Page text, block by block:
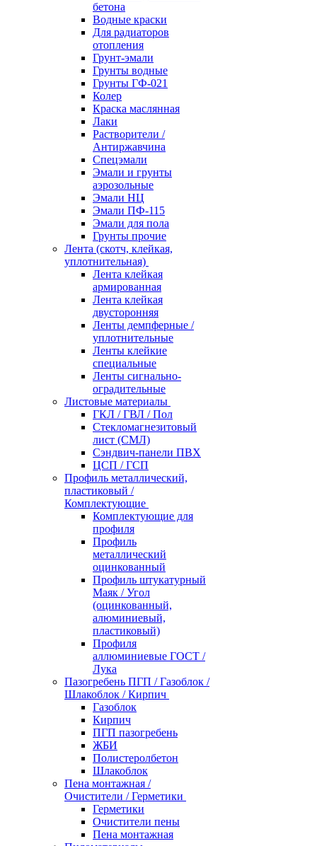
бетона
Водные краски
Для радиаторов
отопления
Грунт-эмали
Грунты водные
Грунты ГФ-021
Колер
Краска маслянная
Лаки
Растворители /
Антиржавчина
Спецэмали
Эмали и грунты
аэрозольные
Эмали НЦ
Эмали ПФ-115
Эмали для пола
Грунты прочие
Лента (скотч, клейкая,
уплотнительная)
Лента клейкая
армированная
Лента клейкая
двусторонняя
Ленты демпферные /
уплотнительные
Ленты клейкие
специальные
Ленты сигнально-
оградительные
Листовые материалы
ГКЛ / ГВЛ / Пол
Стекломагнезитовый
лист (СМЛ)
Сэндвич-панели ПВХ
ЦСП / ГСП
Профиль металлический,
пластиковый /
Комплектующие
Комплектующие для
профиля
Профиль
металлический
оцинкованный
Профиль штукатурный
Маяк / Угол
(оцинкованный,
алюминиевый,
пластиковый)
Профиля
аллюминиевые ГОСТ /
Лука
Пазогребень ПГП / Газоблок /
Шлакоблок / Кирпич
Газоблок
Кирпич
ПГП пазогребень
ЖБИ
Полистеролбетон
Шлакоблок
Пена монтажная /
Очистители / Герметики
Герметики
Очистители пены
Пена монтажная